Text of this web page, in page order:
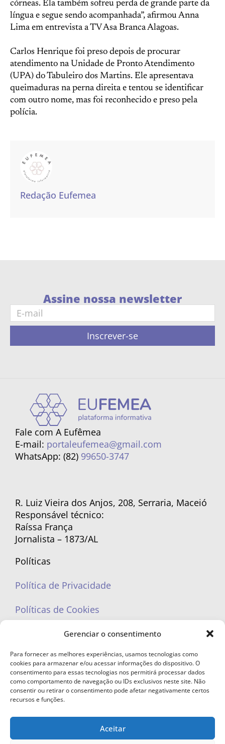
Gerenciar o consentimento
Para fornecer as melhores experiências, usamos tecnologias como
cookies para armazenar e/ou acessar informações do dispositivo. O
consentimento para essas tecnologias nos permitirá processar dados
como comportamento de navegação ou IDs exclusivos neste site. Não
consentir ou retirar o consentimento pode afetar negativamente certos
recursos e funções.
Aceitar
córneas. Ela também sofreu perda de grande parte da
língua e segue sendo acompanhada”, afirmou Anna
Lima em entrevista a TV Asa Branca Alagoas.
Carlos Henrique foi preso depois de procurar
atendimento na Unidade de Pronto Atendimento
(UPA) do Tabuleiro dos Martins. Ele apresentava
queimaduras na perna direita e tentou se identificar
com outro nome, mas foi reconhecido e preso pela
polícia.
Redação Eufemea
Assine nossa newsletter
Inscrever-se
Fale com A Eufêmea
E-mail: portaleufemea@gmail.com
WhatsApp: (82) 99650-3747
R. Luiz Vieira dos Anjos, 208, Serraria, Maceió
Responsável técnico:
Raíssa França
Jornalista – 1873/AL
Políticas
Política de Privacidade
Políticas de Cookies
portaleufemea@gmail.com
© Copyright 2023 - Todos os direitos reservados. Proibida cópia total ou
parcial sem autorização.